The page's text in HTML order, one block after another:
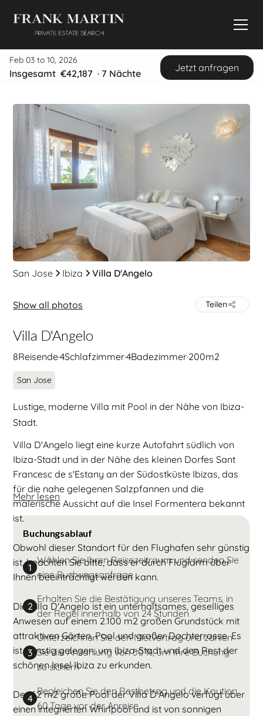
Feb 03 to 10, 2026
Insgesamt €42,187 · 7 Nächte
Jetzt anfragen
San Jose Ibiza Villa D'Angelo
Show all photos
Villa D'Angelo
8Reisende·4Schlafzimmer·4Badezimmer·200m2
San Jose
Teilen
Lustige, moderne Villa mit Pool in der Nähe von Ibiza-
Stadt.
Villa D'Angelo liegt eine kurze Autofahrt südlich von
Ibiza-Stadt und in der Nähe des kleinen Dorfes Sant
Francesc de s'Estany an der Südostküste Ibizas, das
für die nahe gelegenen Salzpfannen und die
malerische Aussicht auf die Insel Formentera bekannt
ist.
Obwohl dieser Standort für den Flughafen sehr günstig
ist, beachten Sie bitte, dass er durch Fluglärm über
Ihnen beeinträchtigt werden kann.
Die Villa D'Angelo ist ein unterhaltsames, geselliges
Anwesen auf einem 2.100 m2 großen Grundstück mit
attraktiven Gärten, Pool und großer Dachterrasse. Es
ist günstig gelegen, um Ibiza-Stadt und den Rest der
schönen Insel Ibiza zu erkunden.
Der 62 m2 große Pool der Villa D'Angelo verfügt über
einen integrierten Whirlpool und ist von sonnigen
Mehr lesen
Buchungsablauf
1
Wählen Sie Ihren Reisezeitraum und senden Sie
eine Buchungsanfrage
2
Erhalten Sie die Bestätigung unseres Teams, in
der Regel innerhalb von 24 Stunden
3
Unterzeichnen Sie den Mietvertrag und zahlen
Sie die Anzahlung von 50 %, um Ihre Buchung
zu sichern
4
Begleichen Sie den Restbetrag und die Kaution
60 Tage vor der Anreise